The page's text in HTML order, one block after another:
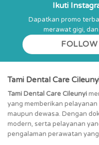
Ikuti
Dapatkan promo
merawat gigi,
Tami Dental Care
Tami Dental Care Cileunyi
yang memberikan
maupun dewasa. Dengan
modern, serta pelayanan
pengalaman perawatan